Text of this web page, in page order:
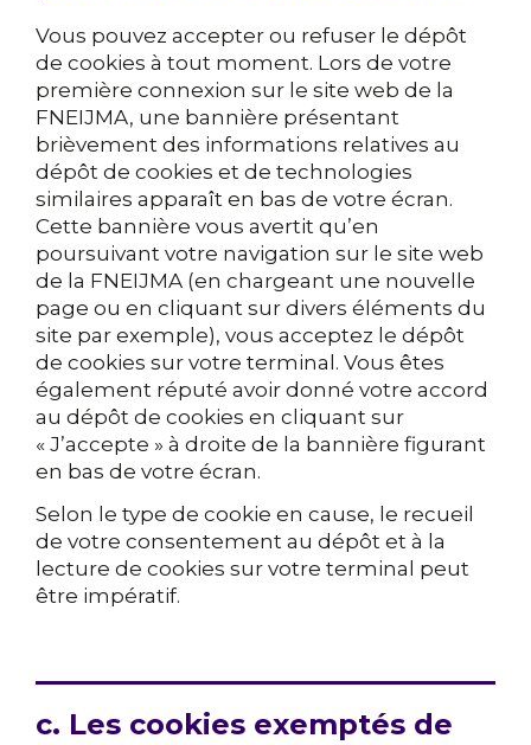
Vous pouvez accepter ou refuser le dépôt
de cookies à tout moment. Lors de votre
première connexion sur le site web de la
FNEIJMA, une bannière présentant
brièvement des informations relatives au
dépôt de cookies et de technologies
similaires apparaît en bas de votre écran.
Cette bannière vous avertit qu’en
poursuivant votre navigation sur le site web
de la FNEIJMA (en chargeant une nouvelle
page ou en cliquant sur divers éléments du
site par exemple), vous acceptez le dépôt
de cookies sur votre terminal. Vous êtes
également réputé avoir donné votre accord
au dépôt de cookies en cliquant sur
« J’accepte » à droite de la bannière figurant
en bas de votre écran.
Selon le type de cookie en cause, le recueil
de votre consentement au dépôt et à la
lecture de cookies sur votre terminal peut
être impératif.
c. Les cookies exemptés de